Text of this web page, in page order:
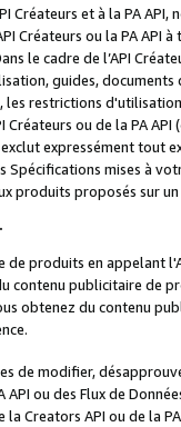
Créateurs et à la PA
Créateurs ou la PA
le cadre de l’API
guides,
restrictions
ou de la PA
expressément tout
Spécifications mises à
produits proposés sur
produits en appelant
contenu publicitaire de
obtenez du contenu
de modifier,
ou des Flux de
Creators API ou de la